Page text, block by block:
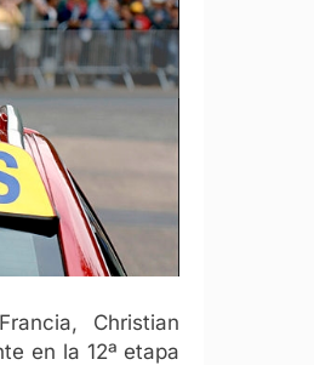
Christian
en la 12ª etapa